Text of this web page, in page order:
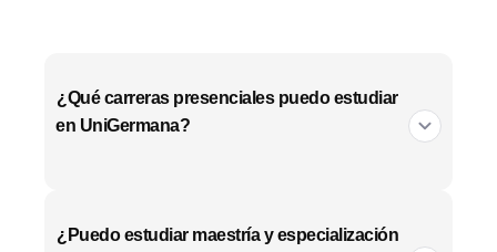
¿Qué carreras presenciales puedo estudiar
en UniGermana?
¿Puedo estudiar maestría y especialización